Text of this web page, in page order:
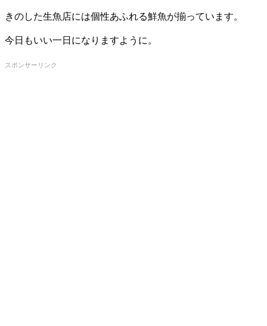
きのした生魚店には個性あふれる鮮魚が揃っています。
今日もいい一日になりますように。
スポンサーリンク